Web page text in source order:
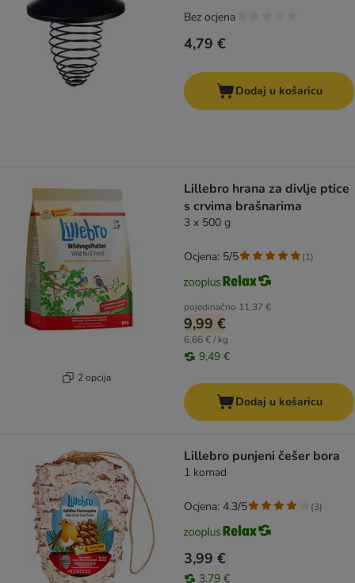
4,79 €
Bez ocjena
Dodaj u košaricu
2 opcija
Lillebro hrana za divlje ptice
s crvima brašnarima
3 x 500 g
pojedinačno 11,37 €
9,99 €
6,66 € / kg
9,49 €
Ocjena: 5/5 (1)
Dodaj u košaricu
Lillebro punjeni češer bora
1 komad
3,99 €
3,79 €
Ocjena: 4.3/5 (3)